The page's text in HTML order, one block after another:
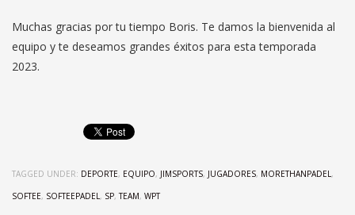
Muchas gracias por tu tiempo Boris. Te damos la bienvenida al
equipo y te deseamos grandes éxitos para esta temporada
2023.
TAGGED UNDER: DEPORTE, EQUIPO, JIMSPORTS, JUGADORES, MORETHANPADEL,
SOFTEE, SOFTEEPADEL, SP,TEAM, WPT